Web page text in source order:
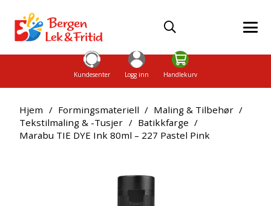
Kundesenter Logg inn Handlekurv
Hjem / Formingsmateriell / Maling & Tilbehør /
Tekstilmaling & -Tusjer / Batikkfarge /
Marabu TIE DYE Ink 80ml – 227 Pastel Pink